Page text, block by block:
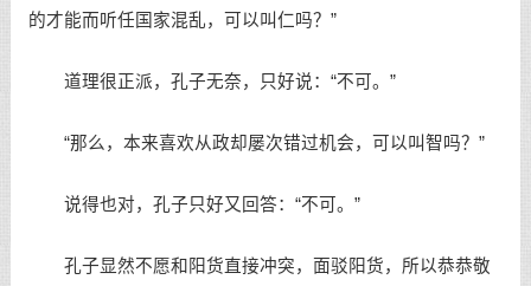
的才能而听任国家混乱，可以叫仁吗？”
道理很正派，孔子无奈，只好说：“不可。”
“那么，本来喜欢从政却屡次错过机会，可以叫智吗？”
说得也对，孔子只好又回答：“不可。”
孔子显然不愿和阳货直接冲突，面驳阳货，所以恭恭敬